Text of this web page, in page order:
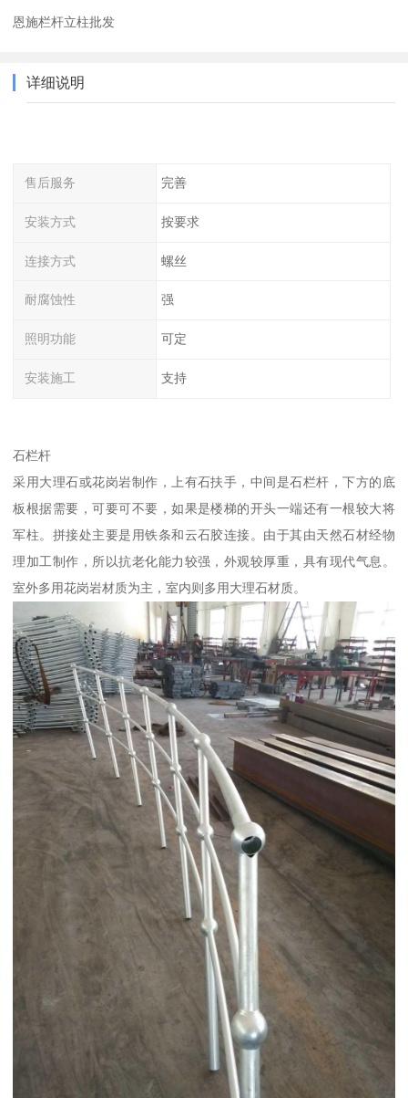
恩施栏杆立柱批发
详细说明
售后服务 完善
安装方式 按要求
连接方式 螺丝
耐腐蚀性 强
照明功能 可定
安装施工 支持
石栏杆
采用大理石或花岗岩制作，上有石扶手，中间是石栏杆，下方的底
板根据需要，可要可不要，如果是楼梯的开头一端还有一根较大将
军柱。拼接处主要是用铁条和云石胶连接。由于其由天然石材经物
理加工制作，所以抗老化能力较强，外观较厚重，具有现代气息。
室外多用花岗岩材质为主，室内则多用大理石材质。